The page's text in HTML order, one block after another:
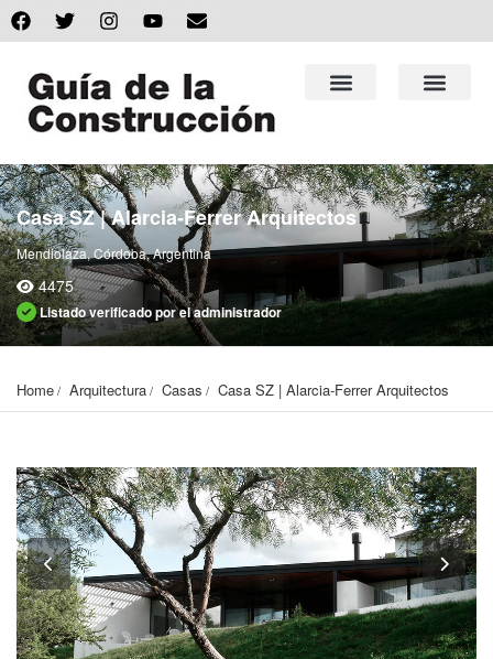
Casa SZ | Alarcia-Ferrer Arquitectos
Mendiolaza, Córdoba, Argentina
4475
Listado verificado por el administrador
Home Arquitectura Casas Casa SZ | Alarcia-Ferrer Arquitectos